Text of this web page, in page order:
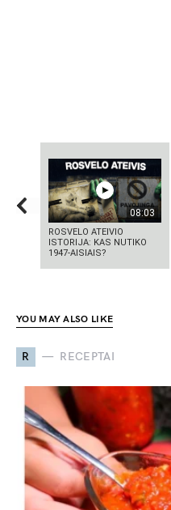
08:03
ROSVELO ATEIVIO
ISTORIJA: KAS NUTIKO
1947-AISIAIS?
YOU MAY ALSO LIKE
R RECEPTAI